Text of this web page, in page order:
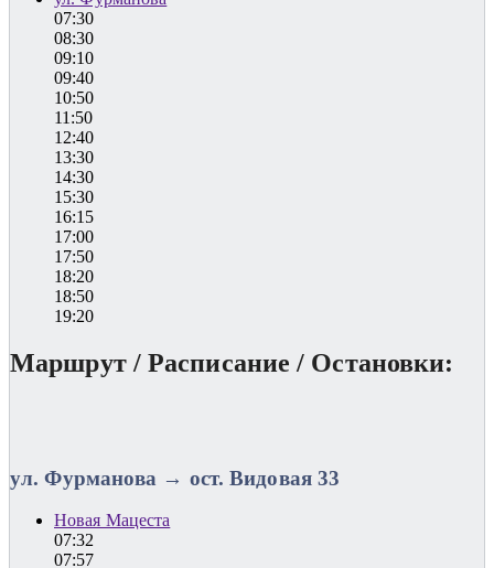
07:30
08:30
09:10
09:40
10:50
11:50
12:40
13:30
14:30
15:30
16:15
17:00
17:50
18:20
18:50
19:20
Маршрут / Расписание / Остановки:
ул. Фурманова → ост. Видовая 33
Новая Мацеста
07:32
07:57